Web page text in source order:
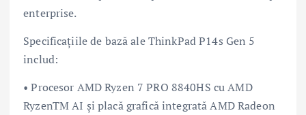
enterprise.
Specificațiile de bază ale ThinkPad P14s Gen 5
includ:
• Procesor AMD Ryzen 7 PRO 8840HS cu AMD
RyzenTM AI și placă grafică integrată AMD Radeon